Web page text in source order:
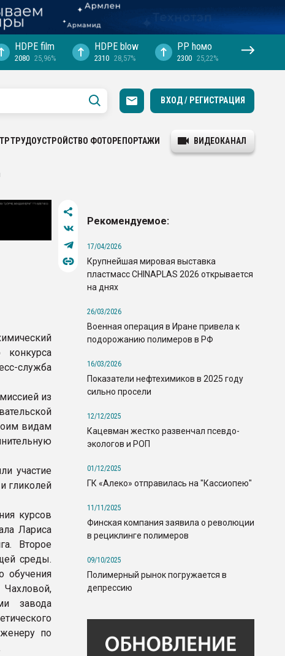
HDPE film
2080 25,96%
HDPE blow
2310 28,57%
PP hомо
2300 25,22%
ВХОД / РЕГИСТРАЦИЯ
ТРУДОУСТРОЙСТВО ФОТОРЕПОРТАЖИ ВИДЕОКАНАЛ
служба
из
видам
участие
гликолей
курсов
Лариса
Второе
среды.
обучения
завода
по
Рекомендуемое:
17/04/2026
Крупнейшая мировая выставка
пластмасс CHINAPLAS 2026 открывается
на днях
26/03/2026
Военная операция в Иране привела к
подорожанию полимеров в РФ
16/03/2026
Показатели нефтехимиков в 2025 году
сильно просели
12/12/2025
Кацевман жестко развенчал псевдо-
экологов и РОП
01/12/2025
ГК «Алеко» отправилась на "Кассиопею"
11/11/2025
Финская компания заявила о революции
в рециклинге полимеров
09/10/2025
Полимерный рынок погружается в
депрессию